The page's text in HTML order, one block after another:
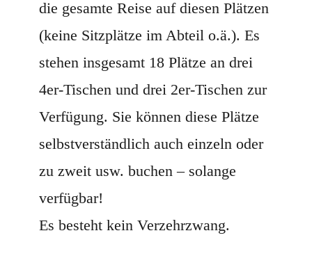
die gesamte Reise auf diesen Plätzen
(keine Sitzplätze im Abteil o.ä.). Es
stehen insgesamt 18 Plätze an drei
4er-Tischen und drei 2er-Tischen zur
Verfügung. Sie können diese Plätze
selbstverständlich auch einzeln oder
zu zweit usw. buchen – solange
verfügbar!
Es besteht kein Verzehrzwang.